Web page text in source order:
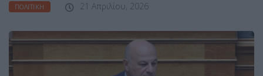
ΠΟΛΙΤΙΚΉ 21 Απριλίου, 2026